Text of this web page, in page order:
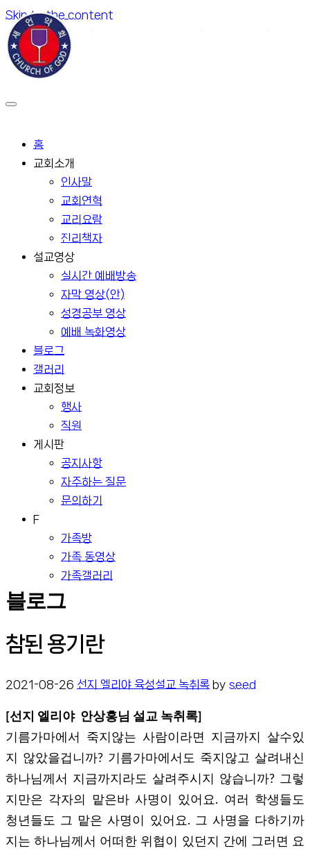
Skip to the content
홈
교회소개
인사말
교회연혁
교리요람
진리책자
설교영상
실시간 예배방송
자막 영상(안)
성경공부 영상
예배 녹화영상
블로그
갤러리
교회정보
행사
직원
게시판
공지사항
자주하는 질문
문의하기
F
가족방
가족 동영상
가족갤러리
블로그
참된 용기란
2021-08-26 선지 엘리야 육성설교 녹취록 by seed
[선지 엘리야 안상홍님 설교 녹취록]
기름가마에서 죽지않는 사람이라면 지금까지 살수있
지 않았을겁니까? 기름가마에서도 죽지않고 살려내신
하나님께서 지금까지라도 살려주시지 않습니까? 그렇
지만은 각자의 맡은바 사명이 있어요. 여러 학생들도
청년들도 그 맡은 사명이 있어요. 그 사명을 다하기까
지는 하나님께서 어떠한 위협이 있던지 간에 그러면 요